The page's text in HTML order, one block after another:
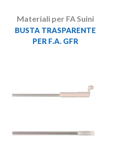
Materiali per FA Suini
BUSTA TRASPARENTE
PER F.A. GFR